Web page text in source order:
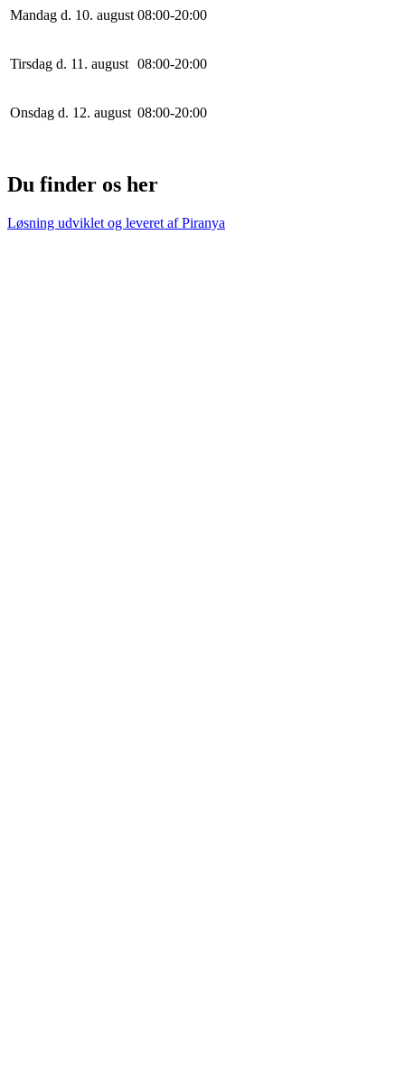
Mandag d. 10. august 08:00-20:00
Tirsdag d. 11. august 08:00-20:00
Onsdag d. 12. august 08:00-20:00
Du finder os her
Løsning udviklet og leveret afPiranya